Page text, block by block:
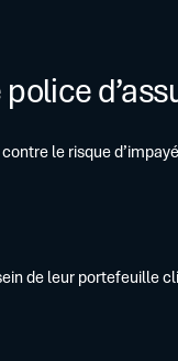
le risque
de leur portefeuille